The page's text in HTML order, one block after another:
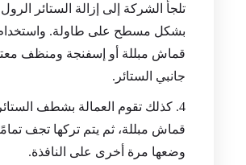
تلجأ الشركة إلى إزالة الستائر
بشكل مسطح على طاولة.
قماش مبللة أو إسفنجة ومنظف
جانبي الستائر.
كذلك تقوم العمالة بشطف
قماش مبللة، ثم يتم تركها تجف
وضعها مرة أخرى على النافذة.